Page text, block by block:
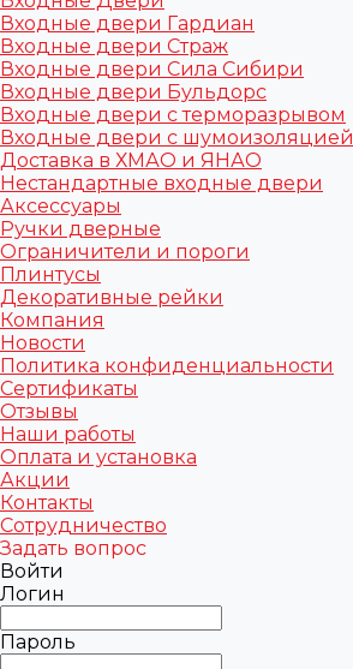
Входные двери Гардиан
Входные двери Страж
Входные двери Сила Сибири
Входные двери Бульдорс
Входные двери с терморазрывом
Входные двери с шумоизоляцией
Доставка в ХМАО и ЯНАО
Нестандартные входные двери
Аксессуары
Ручки дверные
Ограничители и пороги
Плинтусы
Декоративные рейки
Компания
Новости
Политика конфиденциальности
Сертификаты
Отзывы
Наши работы
Оплата и установка
Акции
Контакты
Сотрудничество
Задать вопрос
Войти
Логин
Пароль